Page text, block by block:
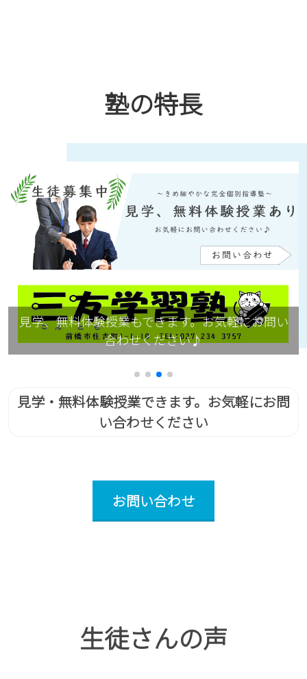
塾の特長
全ての学習の基礎になっている国語力も高めてい
きます。（作文の書き方等を学び、文章力を高め
ていくことができます。）
見学・無料体験授業できます。お気軽にお問
い合わせください
お問い合わせ
生徒さんの声